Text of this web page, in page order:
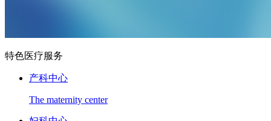
特色医疗服务
产科中心
The maternity center